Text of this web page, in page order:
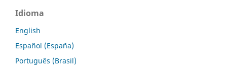
Idioma
English
Español (España)
Português (Brasil)